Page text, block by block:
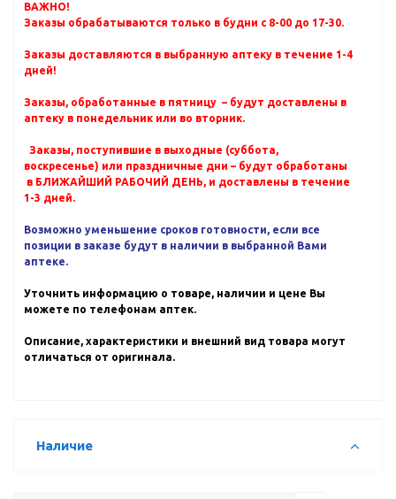
ВАЖНО!
Заказы обрабатываются только в будни с 8-00 до 17-30.
Заказы доставляются в выбранную аптеку в течение 1-4
дней!
Заказы, обработанные в пятницу – будут доставлены в
аптеку в понедельник или во вторник.
Заказы, поступившие в выходные (суббота,
воскресенье) или праздничные дни – будут обработаны
в БЛИЖАЙШИЙ РАБОЧИЙ ДЕНЬ, и доставлены в течение
1-3 дней.
Возможно уменьшение сроков готовности, если все
позиции в заказе будут в наличии в выбранной Вами
аптеке.
Уточнить информацию о товаре, наличии и цене Вы
можете по телефонам аптек.
Описание, характеристики и внешний вид товара могут
отличаться от оригинала.
Наличие